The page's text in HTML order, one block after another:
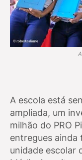
A escola está
ampliada, um
milhão do PRO
entregues ainda
unidade escolar